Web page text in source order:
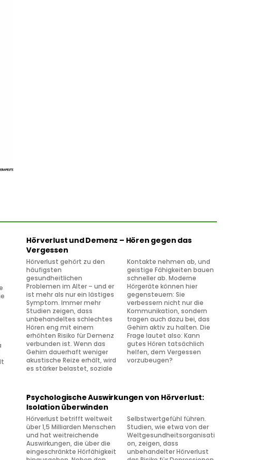
Hörverlust und Demenz – Hören gegen das
Vergessen
Hörverlust gehört zu den
häufigsten
gesundheitlichen
Problemen im Alter – und er
ist mehr als nur ein lästiges
Symptom. Immer mehr
Studien zeigen, dass
unbehandeltes schlechtes
Hören eng mit einem
erhöhten Risiko für Demenz
verbunden ist. Wenn das
Gehirn dauerhaft weniger
akustische Reize erhält, wird
es stärker belastet, soziale
Kontakte nehmen ab, und
geistige Fähigkeiten bauen
schneller ab. Moderne
Hörgeräte können hier
gegensteuern: Sie
verbessern nicht nur die
Kommunikation, sondern
tragen auch dazu bei, das
Gehirn aktiv zu halten. Die
Frage lautet also: Kann
gutes Hören tatsächlich
helfen, dem Vergessen
vorzubeugen?
Psychologische Auswirkungen von Hörverlust:
Isolation überwinden
Hörverlust betrifft weltweit
über 1,5 Milliarden Menschen
und hat weitreichende
Auswirkungen, die über die
eingeschränkte Hörfähigkeit
Selbstwertgefühl führen.
Studien, wie etwa von der
Weltgesundheitsorganisati
on, zeigen, dass
unbehandelter Hörverlust